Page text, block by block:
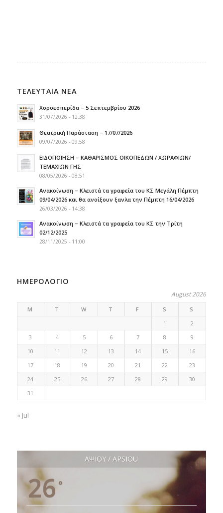
ΤΕΛΕΥΤΑΙΑ ΝΕΑ
Χοροεσπερίδα – 5 Σεπτεμβρίου 2026
31/07/2026 - 12:38
Θεατρική Παράσταση – 17/07/2026
09/07/2026 - 09:58
ΕΙΔΟΠΟΙΗΣΗ – ΚΑΘΑΡΙΣΜΟΣ ΟΙΚΟΠΕΔΩΝ / ΧΩΡΑΦΙΩΝ/
ΤΕΜΑΧΙΩΝ ΓΗΣ
08/05/2026 - 08:51
Ανακοίνωση – Κλειστά τα γραφεία του ΚΣ Μεγάλη Πέμπτη
09/04/2026 και θα ανοίξουν ξανλα την Πέμπτη 16/04/2026
26/03/2026 - 14:38
Ανακοίνωση – Κλειστά τα γραφεία του ΚΣ την Τρίτη
02/12/2025
28/11/2025 - 11:00
ΗΜΕΡΟΛΟΓΙΟ
August 2026
M T W T F S
S
1
2
3
4 5 6 7 8
9
10
11 12 13 14 15
16
17
18 19 20 21 22
23
24
25 26 27 28 29
30
31
« Jul
ΑΨΙΟΥ / APSIOU
26 °